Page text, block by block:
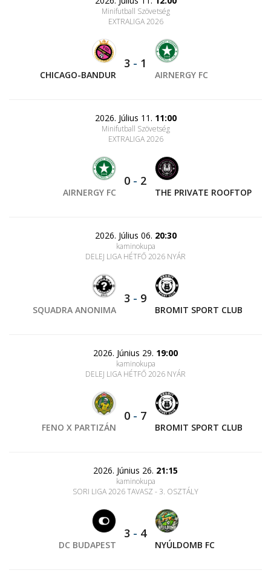
Minifutball Szövetség
EXTRALIGA 2026
CHICAGO-BANDUR
3 - 1
AIRNERGY FC
2026. Július 11. 11:00
Minifutball Szövetség
EXTRALIGA 2026
AIRNERGY FC
0 - 2
THE PRIVATE ROOFTOP
2026. Július 06. 20:30
kaminokupa
DELEJ LIGA HÉTFŐ 2026 NYÁR
SQUADRA ANONIMA
3 - 9
BROMIT SPORT CLUB
2026. Június 29. 19:00
kaminokupa
DELEJ LIGA HÉTFŐ 2026 NYÁR
FENO X PARTIZÁN
0 - 7
BROMIT SPORT CLUB
2026. Június 26. 21:15
kaminokupa
SORI LIGA 2026 TAVASZ - 3. OSZTÁLY
DC BUDAPEST
3 - 4
NYÚLDOMB FC